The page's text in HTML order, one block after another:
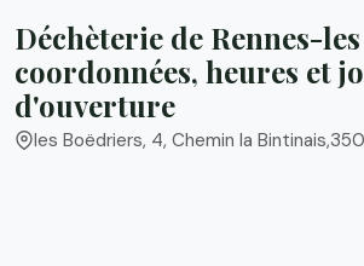
Déchèterie de Rennes-
coordonnées, heures et
d'ouverture
les Boëdriers, 4, Chemin la Bintinais,